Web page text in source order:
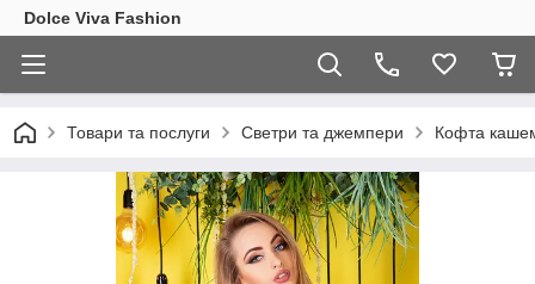
Dolce Viva Fashion
Товари та послуги Светри та джемпери Кофта